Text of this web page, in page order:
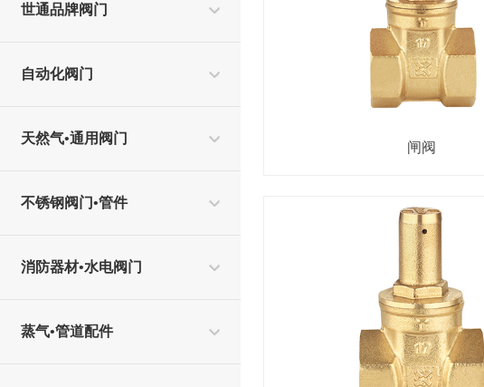
世通品牌阀门
自动化阀门
天然气•通用阀门
不锈钢阀门•管件
消防器材•水电阀门
蒸气•管道配件
闸阀